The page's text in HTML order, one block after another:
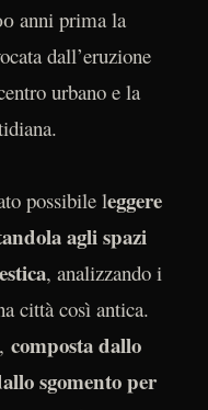
anni prima la
dall’eruzione
urbano e la
possibile leggere
agli spazi
, analizzando i
città così antica.
composta dallo
sgomento per